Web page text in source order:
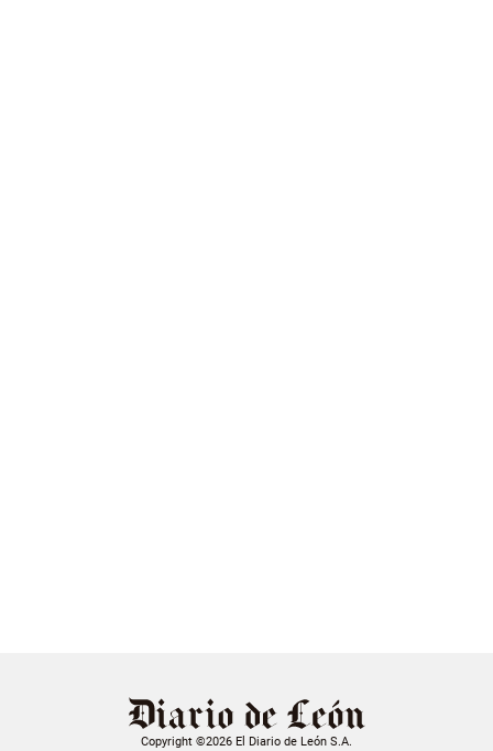
Copyright ©2026 El Diario de León S.A.